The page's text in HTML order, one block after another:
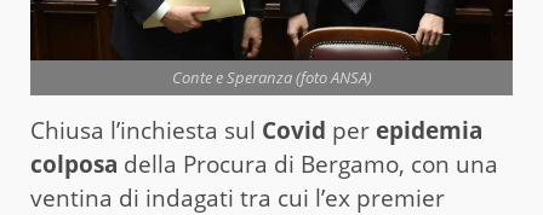
Conte e Speranza (foto ANSA)
Chiusa l’inchiesta sul Covid per epidemia
colposa della Procura di Bergamo, con una
ventina di indagati tra cui l’ex premier